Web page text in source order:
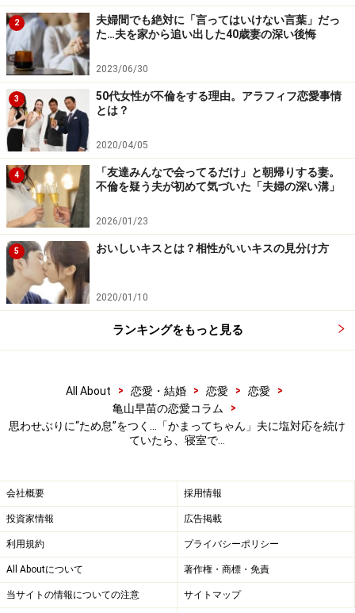
にいくようになりました。前は『ママ、ママ、ビールと
って』と言っていたんですが、娘に『自分でやりなさい
よ。ママは今、忙しいんだから』と冷たく言われて、そ
れ以来、自分でやっています。でも食卓でもっともおし
ゃべりなのが夫。息子は『僕の話も聞いてよ』と拗ねて
います」
仲良し家族が浮き彫りになってくるかと思ったのだが、
サツキさんによると少し様子が違うらしい。夫がしゃべ
るのはかまわない。だが息子の話を、父親として聞こう
としないのが腹立たしいというのだ。
「だから当然、私は夫の話より息子の言い分を聞きま
す。友だちとケンカしていないのか、いじめに加担して
いないのか、逆にいじめられていないのか。成績云々よ
すると夫は夜、夫婦の寝室で「オレの話は聞いてくれな
いの？」とかまってちゃん全開となる。
息子の話を聞きなさいと説教してしまいました。夫はシ
ュンとしていましたね。悪い人ではないのですが、それ
からもちょっと気を緩めると『今日ね、会社でね』と始
まってしまう。娘なんてすごく冷たい目で見ています。
それも気になるところ」
2
夫婦間でも絶対に「言ってはいけない言葉」だっ
た…夫を家から追い出した40歳妻の深い後悔
2023/06/30
3
50代女性が不倫をする理由。アラフィフ恋愛事情
とは？
2020/04/05
4
「友達みんなで会ってるだけ」と朝帰りする妻。
不倫を疑う夫が初めて気づいた「夫婦の深い溝」
2026/01/23
5 おいしいキスとは？相性がいいキスの見分け方
2020/01/10
ランキングをもっと見る
All About > 恋愛・結婚 > 恋愛 > 恋愛
>
亀山早苗の恋愛コラム
>
思わせぶりに“ため息”をつく…「かまってちゃん」夫に塩対応を続け
ていたら、寝室で…
会社概要 採用情報
投資家情報 広告掲載
利用規約 プライバシーポリシー
All Aboutについて 著作権・商標・免責
当サイトの情報についての注意 サイトマップ